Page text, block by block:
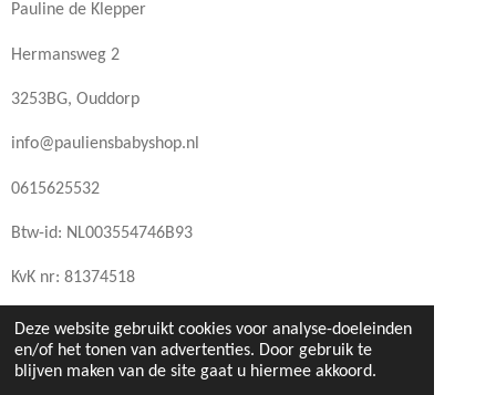
Deze website gebruikt cookies voor analyse-doeleinden
en/of het tonen van advertenties. Door gebruik te
blijven maken van de site gaat u hiermee akkoord.
Pauline de Klepper
Hermansweg 2
3253BG, Ouddorp
info@pauliensbabyshop.nl
0615625532
Btw-id: NL003554746B93
KvK nr: 81374518